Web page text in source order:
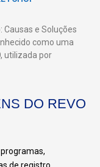
Causas e Soluções
como uma
utilizada por
DO REVO